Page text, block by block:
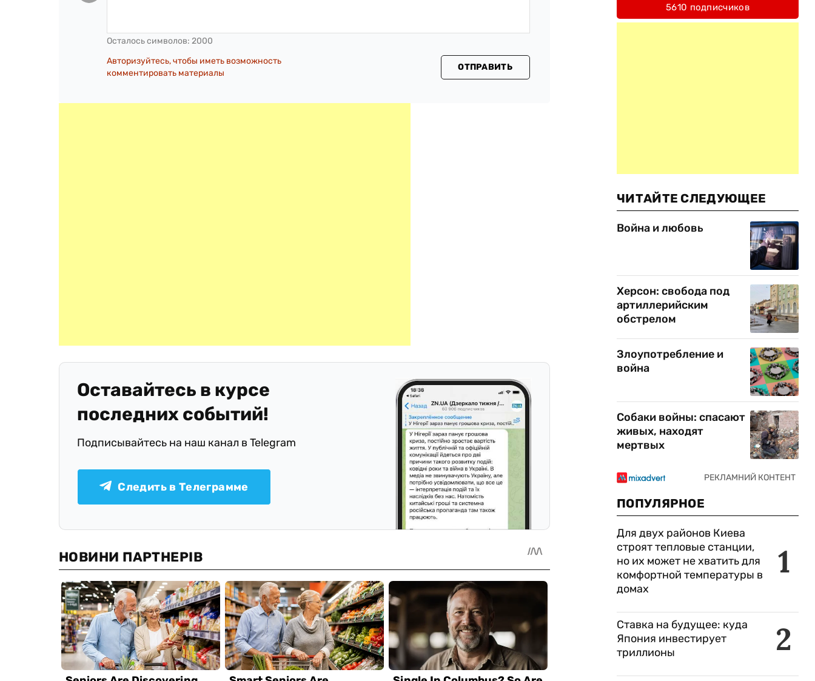
Осталось символов: 2000
Авторизуйтесь, чтобы иметь возможность
комментировать материалы
ОТПРАВИТЬ
Оставайтесь в курсе
последних событий!
Подписывайтесь на наш канал в Telegram
Следить в Телеграмме
5610 подписчиков
ЧИТАЙТЕ СЛЕДУЮЩЕЕ
Война и любовь
Херсон: свобода под
артиллерийским
обстрелом
Злоупотребление и
война
Собаки войны: спасают
живых, находят
мертвых
ПОПУЛЯРНОЕ
1
Для двух районов Киева
строят тепловые станции,
но их может не хватить для
комфортной температуры в
домах
2
Ставка на будущее: куда
Япония инвестирует
триллионы